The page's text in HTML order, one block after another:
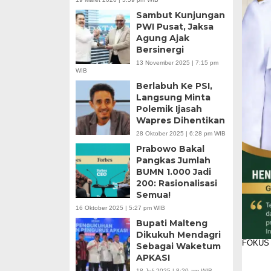
Sambut Kunjungan
PWI Pusat, Jaksa
Agung Ajak
Bersinergi
13 November 2025 | 7:15 pm
WIB
Berlabuh Ke PSI,
Langsung Minta
Polemik Ijasah
Wapres Dihentikan
28 Oktober 2025 | 6:28 pm WIB
Prabowo Bakal
Pangkas Jumlah
BUMN 1.000 Jadi
200: Rasionalisasi
Semua!
16 Oktober 2025 | 5:27 pm WIB
Bupati Malteng
Dikukuh Mendagri
Sebagai Waketum
APKASI